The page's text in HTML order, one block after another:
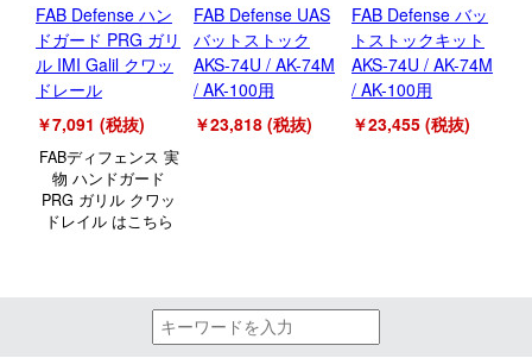
FAB Defense ハン
ドガード PRG ガリ
ル IMI Galil クワッ
ドレール
￥7,091 (税抜)
FABディフェンス 実
物 ハンドガード
PRG ガリル クワッ
ドレイル はこちら
FAB Defense UAS
バットストック
AKS-74U / AK-74M
/ AK-100用
￥23,818 (税抜)
FAB Defense バッ
トストックキット
AKS-74U / AK-74M
/ AK-100用
￥23,455 (税抜)